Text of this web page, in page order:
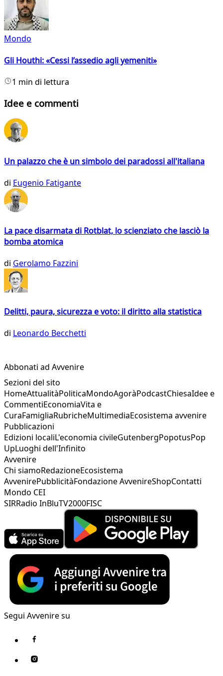
Mondo
Gli Houthi: «Cessi l’assedio agli yemeniti»
1 min di lettura
Idee e commenti
Un palazzo che è un simbolo dei paradossi all'italiana
di Eugenio Fatigante
La pace disarmata di Rotblat, lo scienziato che lasciò la
bomba atomica
di Gerolamo Fazzini
Delitti, paura, sicurezza e voto: il diritto alla statistica
di Leonardo Becchetti
Abbonati ad Avvenire
Sezioni del sito
HomeAttualitàPoliticaMondoAgoràPodcastChiesaIdee e
CommentiEconomiaVita e
CuraFamigliaRubricheMultimediaEcosistema avvenire
Pubblicazioni
Edizioni localiL'economia civileGutenbergPopotusPop
UpLuoghi dell'Infinito
Avvenire
Chi siamoRedazioneEcosistema
AvvenirePubblicitàFondazione AvvenireShopContatti
Mondo CEI
SIRRadio InBluTV2000FISC
Segui Avvenire su